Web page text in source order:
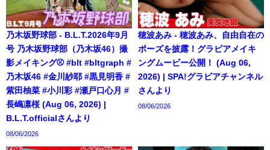
乃木坂野球部 - B.L.T.2026年9月
号 乃木坂野球部（乃木坂46）撮
影メイキング⚾️ #blt #bltgraph #
乃木坂46 #金川紗耶 #黒見明香 #
紫田柚菜 #小川彩 #瀬戸口心月 #
長嶋凛桜 (Aug 06, 2026) |
B.L.T.officialさんより
08/06/2026
穂波あみ - 穂波あみ、自由自在の
ポーズを披露！グラビアメイキ
ングムービー公開！ (Aug 06,
2026) | SPA!グラビアチャンネル
さんより
08/06/2026